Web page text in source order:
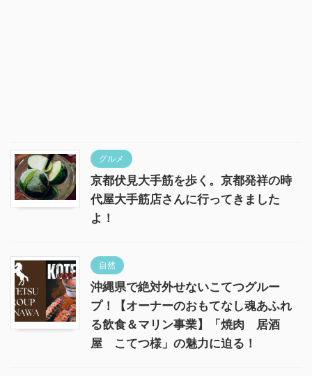
グルメ
京都伏見大手筋を歩く。京都発祥の時
代屋大手筋店さんに行ってきました
よ！
自然
沖縄県で絶対外せないこてつグルー
プ！【オーナーのおもてなし魂あふれ
る飲食＆マリン事業】「焼肉 居酒
屋 こてつ様」の魅力に迫る！